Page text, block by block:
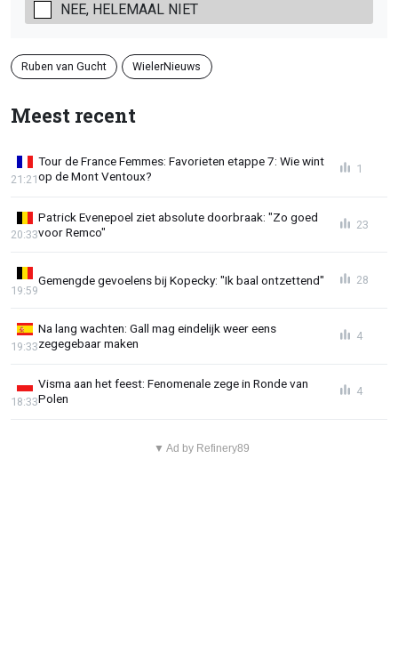
NEE, HELEMAAL NIET
Ruben van Gucht WielerNieuws
Meest recent
Tour de France Femmes: Favorieten etappe 7: Wie wint
op de Mont Ventoux?
21:21
1
Patrick Evenepoel ziet absolute doorbraak: "Zo goed
voor Remco"
20:33
23
Gemengde gevoelens bij Kopecky: "Ik baal ontzettend"
19:59
28
Na lang wachten: Gall mag eindelijk weer eens
zegegebaar maken
19:33
4
Visma aan het feest: Fenomenale zege in Ronde van
Polen
18:33
4
▼ Ad by Refinery89